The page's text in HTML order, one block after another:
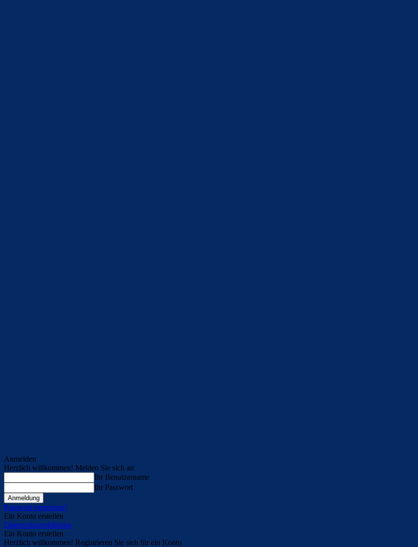
Anmelden
Herzlich willkommen! Melden Sie sich an
Ihr Benutzername
Ihr Passwort
Passwort vergessen?
Ein Konto erstellen
Datenschutzerklärung
Ein Konto erstellen
Herzlich willkommen! Registrieren Sie sich für ein Konto